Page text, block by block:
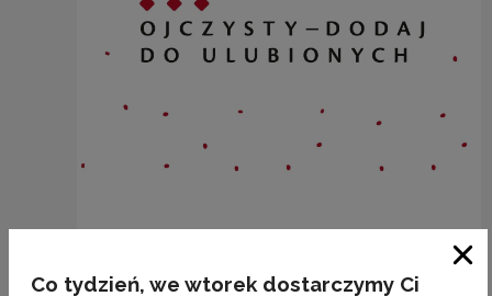
Co tydzień, we wtorek dostarczymy Ci